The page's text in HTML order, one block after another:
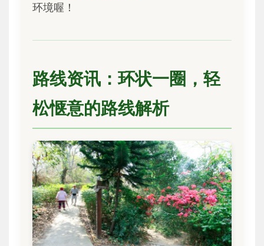
环境喔！
路线资讯：环状一圈，轻
松惬意的路线解析